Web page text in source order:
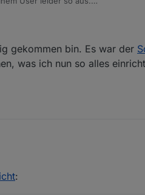
gekommen bin. Es war der
was ich nun so alles
sehen, was ich nun so alles
: